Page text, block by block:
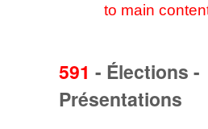
to main
591 - Élections -
Présentations